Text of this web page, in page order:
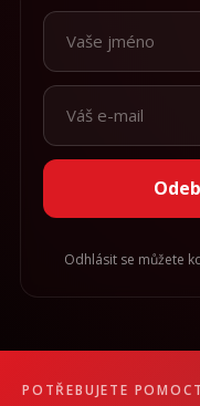
Odhlásit se můžete
POTŘEBUJETE